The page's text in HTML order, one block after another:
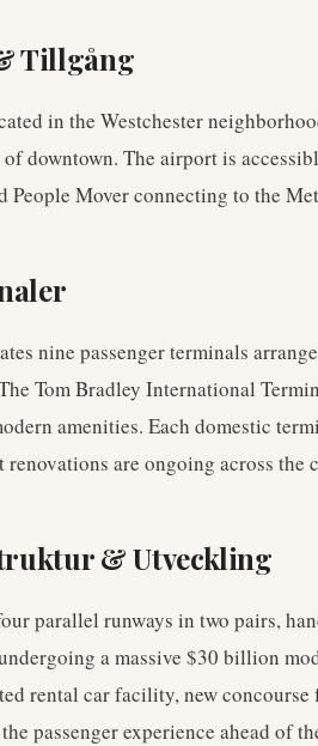
Tillgång
in the Westchester
of downtown. The airport is
People Mover connecting to the
nine passenger terminals
Tom Bradley International
amenities. Each domestic
are ongoing across the
& Utveckling
parallel runways in two pairs,
a massive $30 billion
rental car facility, new
passenger experience ahead of